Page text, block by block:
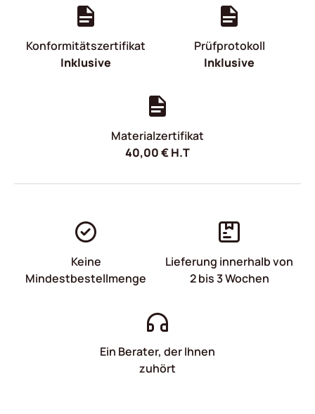
Konformitätszertifikat
Inklusive
Prüfprotokoll
Inklusive
Materialzertifikat
40,00€H.T
Keine
Mindestbestellmenge
Lieferung innerhalb von
2 bis 3 Wochen
Ein Berater, der Ihnen
zuhört